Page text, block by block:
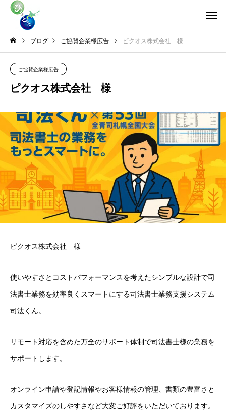
ブログ ご協賛企業様広告 ピクオス株式会社 様
ご協賛企業様広告
ピクオス株式会社 様
ピクオス株式会社 様
使いやすさとコストパフォーマンスを考えたシンプルな設計で司
法書士業務を効率良くスマートにする司法書士業務支援システム
司法くん。
リモート対応を含めた万全のサポート体制で司法書士様の業務を
サポートします。
オンライン申請や登記情報やお客様情報の管理、書類の豊富さと
カスタマイズのしやすさなど大変ご好評をいただいております。